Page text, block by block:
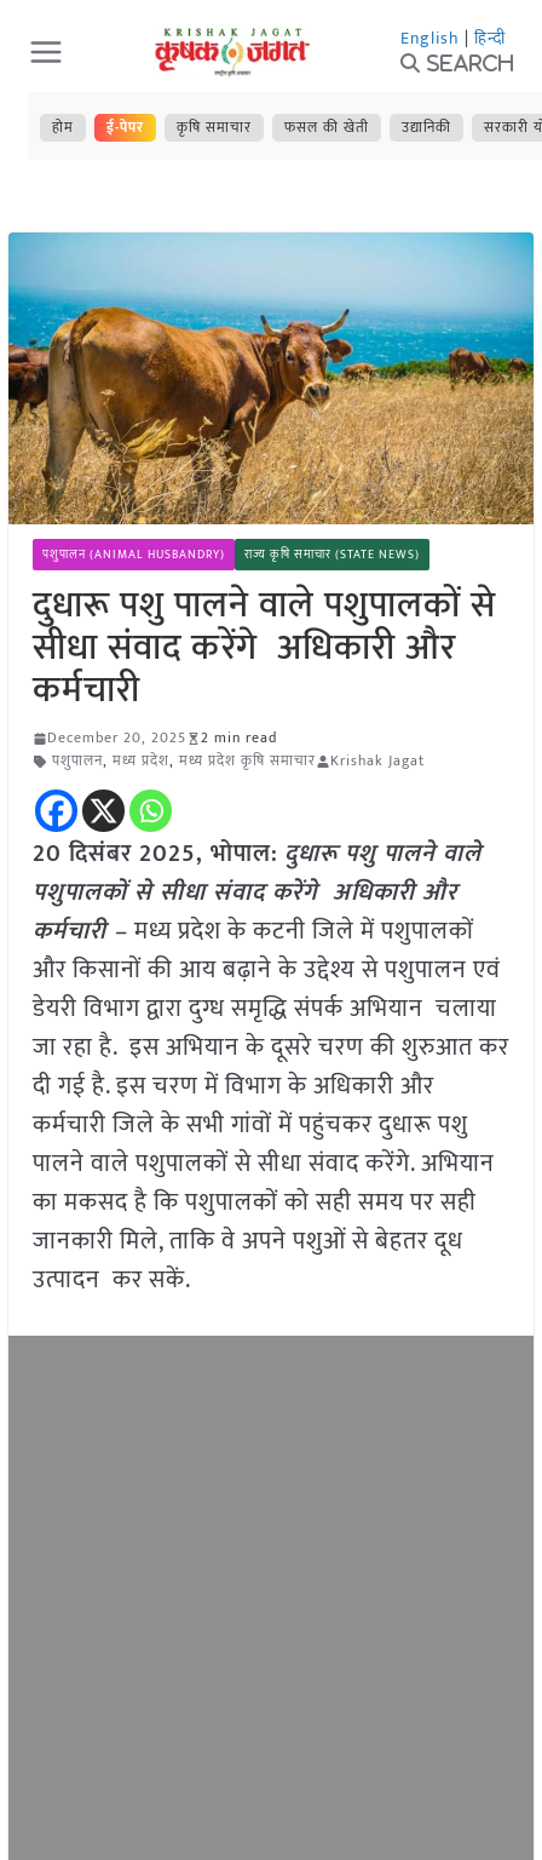
Skip
to
content
English | हिन्दी
Search
होम ई-पेपर कृषि समाचार फसल की खेती उद्यानिकी सरकारी
पशुपालन (ANIMAL HUSBANDRY) राज्य कृषि समाचार (STATE NEWS)
दुधारू पशु पालने वाले पशुपालकों से
सीधा संवाद करेंगे अधिकारी और
कर्मचारी
December 20, 2025
2 min read
पशुपालन, मध्य प्रदेश, मध्य प्रदेश कृषि समाचार Krishak Jagat
20 दिसंबर 2025, भोपाल: दुधारू पशु पालने वाले
पशुपालकों से सीधा संवाद करेंगे अधिकारी और
कर्मचारी –मध्य प्रदेश के कटनी जिले में पशुपालकों
और किसानों की आय बढ़ाने के उद्देश्य से पशुपालन एवं
डेयरी विभाग द्वारा दुग्ध समृद्धि संपर्क अभियान चलाया
जा रहा है. इस अभियान के दूसरे चरण की शुरुआत कर
दी गई है. इस चरण में विभाग के अधिकारी और
कर्मचारी जिले के सभी गांवों में पहुंचकर दुधारू पशु
पालने वाले पशुपालकों से सीधा संवाद करेंगे. अभियान
का मकसद है कि पशुपालकों को सही समय पर सही
जानकारी मिले, ताकि वे अपने पशुओं से बेहतर दूध
उत्पादन कर सकें.